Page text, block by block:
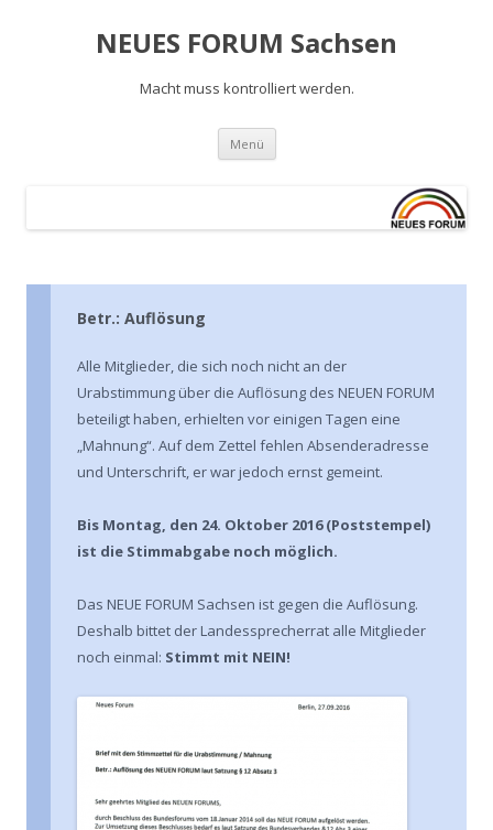
NEUES FORUM Sachsen
Macht muss kontrolliert werden.
Menü Springe
Inhalt
Betr.: Auflösung
Alle Mitglieder, die sich noch nicht an der
Urabstimmung über die Auflösung des NEUEN FORUM
beteiligt haben, erhielten vor einigen Tagen eine
„Mahnung“. Auf dem Zettel fehlen Absenderadresse
und Unterschrift, er war jedoch ernst gemeint.
Bis Montag, den 24. Oktober 2016 (Poststempel)
ist die Stimmabgabe noch möglich.
Das NEUE FORUM Sachsen ist gegen die Auflösung.
Deshalb bittet der Landessprecherrat alle Mitglieder
noch einmal: Stimmt mit NEIN!